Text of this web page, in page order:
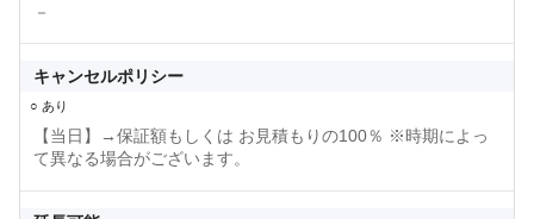
－
キャンセルポリシー
○ あり
【当日】→保証額もしくは お見積もりの100％ ※時期によっ
て異なる場合がございます。